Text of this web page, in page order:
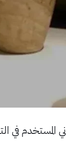
في التحنيط